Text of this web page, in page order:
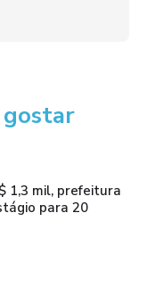
1,3 mil, prefeitura
para 20